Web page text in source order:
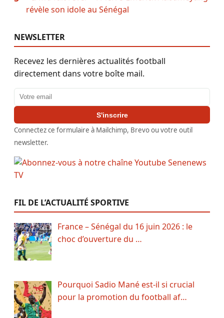
révèle son idole au Sénégal
NEWSLETTER
Recevez les dernières actualités football
directement dans votre boîte mail.
Adresse email
S'inscrire
Connectez ce formulaire à Mailchimp, Brevo ou votre outil
newsletter.
FIL DE L’ACTUALITÉ SPORTIVE
France – Sénégal du 16 juin 2026 : le
choc d’ouverture du …
Pourquoi Sadio Mané est-il si crucial
pour la promotion du football af…